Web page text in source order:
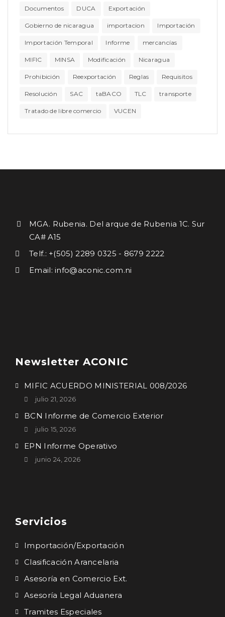
Documentos DUCA Exportación
Gobierno de nicaragua importacion Importación
Importación Temporal Informe mercancías
MIFIC MINSA Modificación Nicaragua
Prohibición Reexportación Reglas Requisitos
Resolución SAC taBACO TLC transporte
Tratado de libre comercio VUCEN
MGA. Rubenia. Del arque de Rubenia 1C. Sur
CA# A15
Telf.: +(505) 2289 0325 - 8679 2222
Email: info@aconic.com.ni
Newsletter ACONIC
MIFIC ACUERDO MINISTERIAL 008/2026
julio 21, 2026
BCN Informe de Comercio Exterior
julio 15, 2026
EPN Informe Operativo
junio 24, 2026
Servicios
Importación/Exportación
Clasificación Arancelaria
Asesoría en Comercio Ext.
Asesoría Legal Aduanera
Tramites Especiales